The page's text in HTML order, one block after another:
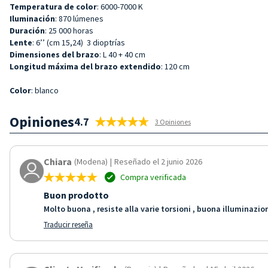
Temperatura de color: 6000-7000 K
Iluminación: 870 lúmenes
Duración: 25 000 horas
Lente: 6’’ (cm 15,24) 3 dioptrías
Dimensiones del brazo: L 40 + 40 cm
Longitud máxima del brazo extendido: 120 cm
Color: blanco
Opiniones4.7 3 Opiniones
Chiara (Modena) | Reseñado el 2 junio 2026
Compra verificada
Buon prodotto
Molto buona , resiste alla varie torsioni , buona
Traducir reseña